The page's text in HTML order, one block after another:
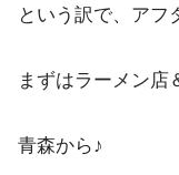
という訳で、アフ
まずはラーメン店
青森から♪